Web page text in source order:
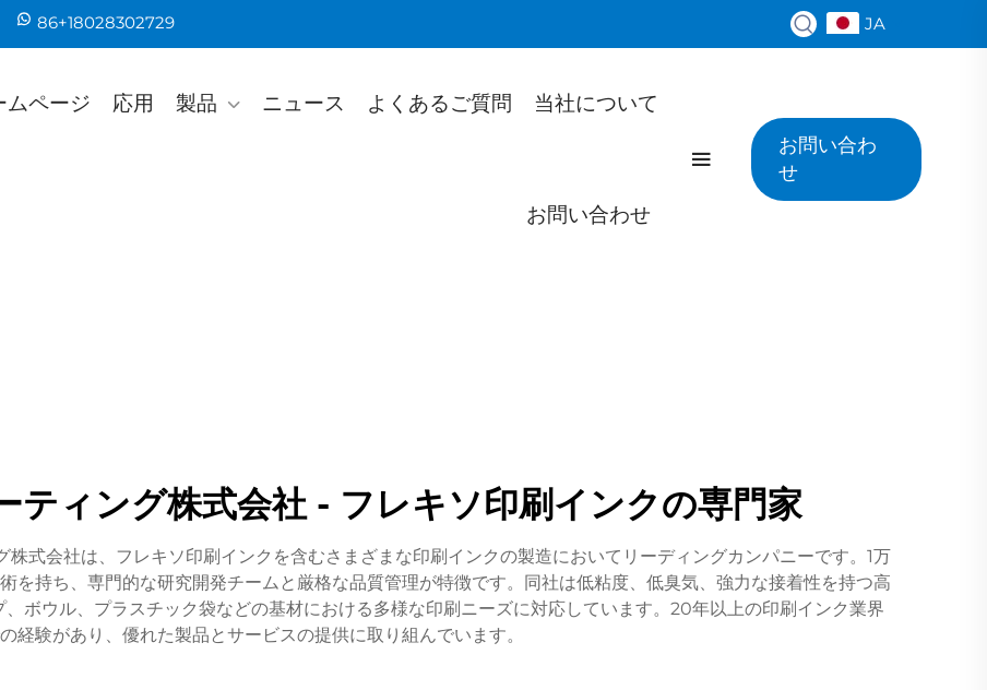
86+18028302729 JA
ムページ 応用 製品 ニュース よくあるご質問 当社について
お問い合わせ
お問い合わ
せ
ティング株式会社 - フレキソ印刷インクの専門家
式会社は、フレキソ印刷インクを含むさまざまな印刷インクの製造においてリーディングカンパニーです。1万
を持ち、専門的な研究開発チームと厳格な品質管理が特徴です。同社は低粘度、低臭気、強力な接着性を持つ高
ボウル、プラスチック袋などの基材における多様な印刷ニーズに対応しています。20年以上の印刷インク業界
経験があり、優れた製品とサービスの提供に取り組んでいます。